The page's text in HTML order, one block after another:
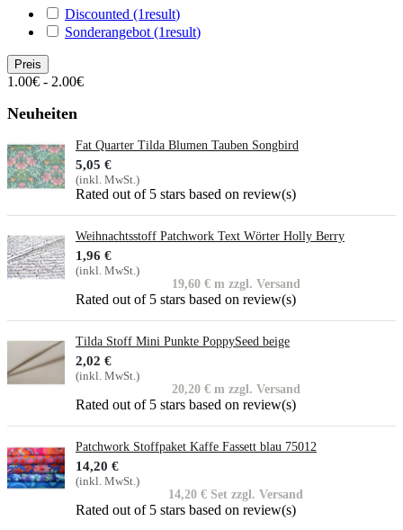
Discounted (1result)
Sonderangebot (1result)
Preis
1.00€ - 2.00€
Neuheiten
Fat Quarter Tilda Blumen Tauben Songbird
5,05 €
(inkl. MwSt.)
Rated out of 5 stars based on review(s)
Weihnachtsstoff Patchwork Text Wörter Holly Berry
1,96 €
(inkl. MwSt.)
19,60 € m zzgl. Versand
Rated out of 5 stars based on review(s)
Tilda Stoff Mini Punkte PoppySeed beige
2,02 €
(inkl. MwSt.)
20,20 € m zzgl. Versand
Rated out of 5 stars based on review(s)
Patchwork Stoffpaket Kaffe Fassett blau 75012
14,20 €
(inkl. MwSt.)
14,20 € Set zzgl. Versand
Rated out of 5 stars based on review(s)